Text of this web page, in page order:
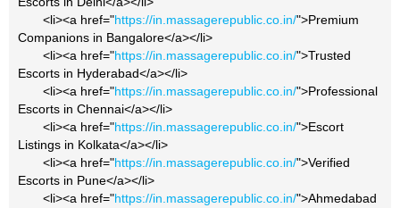
<li><a href="https://in.massagerepublic.co.in/">Premium
Companions in Bangalore</a></li>
<li><a href="https://in.massagerepublic.co.in/">Trusted
Escorts in Hyderabad</a></li>
<li><a href="https://in.massagerepublic.co.in/">Professional
Escorts in Chennai</a></li>
<li><a href="https://in.massagerepublic.co.in/">Escort
Listings in Kolkata</a></li>
<li><a href="https://in.massagerepublic.co.in/">Verified
Escorts in Pune</a></li>
<li><a href="https://in.massagerepublic.co.in/">Ahmedabad